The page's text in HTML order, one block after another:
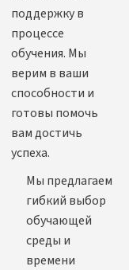
поддержку в
процессе
обучения. Мы
верим в ваши
способности и
готовы помочь
вам достичь
успеха.
Мы предлагаем
гибкий выбор
обучающей
среды и
времени